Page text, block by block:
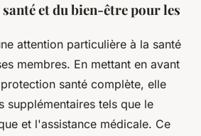
et du bien-être pour les
attention particulière à la santé
membres. En mettant en avant
santé complète, elle
supplémentaires tels que le
et l'assistance médicale. Ce